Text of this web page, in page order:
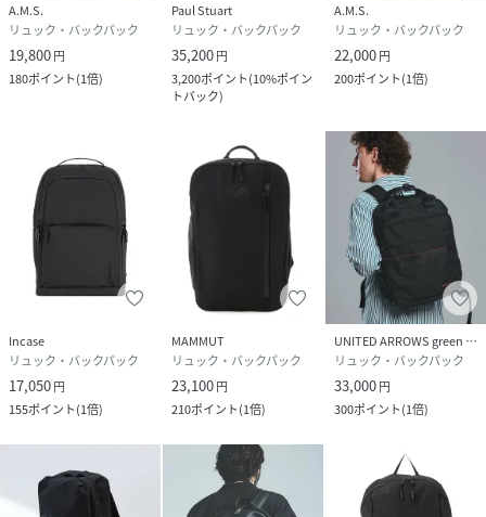
A.M.S.
リュック・バックパック
19,800円
180ポイント(1倍)
Paul Stuart
リュック・バックパック
35,200円
3,200ポイント(10%ポイン
トバック)
A.M.S.
リュック・バックパック
22,000円
200ポイント(1倍)
Incase
リュック・バックパック
17,050円
155ポイント(1倍)
MAMMUT
リュック・バックパック
23,100円
210ポイント(1倍)
UNITED ARROWS green label relaxing
リュック・バックパック
33,000円
300ポイント(1倍)